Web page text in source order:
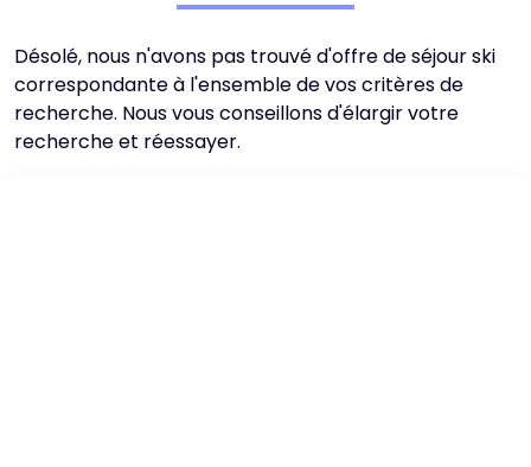
Désolé, nous n'avons pas trouvé d'offre de séjour ski
correspondante à l'ensemble de vos critères de
recherche. Nous vous conseillons d'élargir votre
recherche et réessayer.